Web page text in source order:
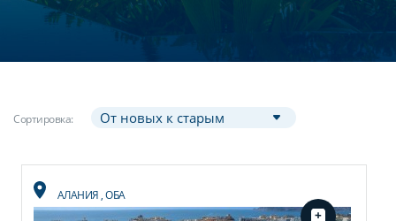
Сортировка:
АЛАНИЯ,ОБА